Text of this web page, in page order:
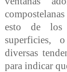
esto de los
superficies,
diversas
para indicar